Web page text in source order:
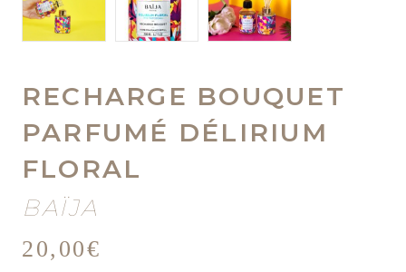
RECHARGE BOUQUET
PARFUMÉ DÉLIRIUM
FLORAL
BAÏJA
20,00€